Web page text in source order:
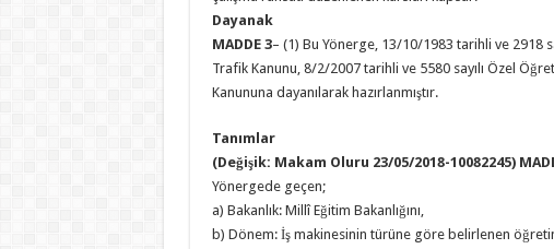
Dayanak
MADDE 3– (1) Bu Yönerge, 13/10/1983 tarihli ve 2918
Trafik Kanunu, 8/2/2007 tarihli ve 5580 sayılı Özel
Kanununa dayanılarak hazırlanmıştır.
Tanımlar
(Değişik: Makam Oluru 23/05/2018-10082245)
Yönergede geçen;
a) Bakanlık: Millî Eğitim Bakanlığını,
b) Dönem: İş makinesinin türüne göre belirlenen